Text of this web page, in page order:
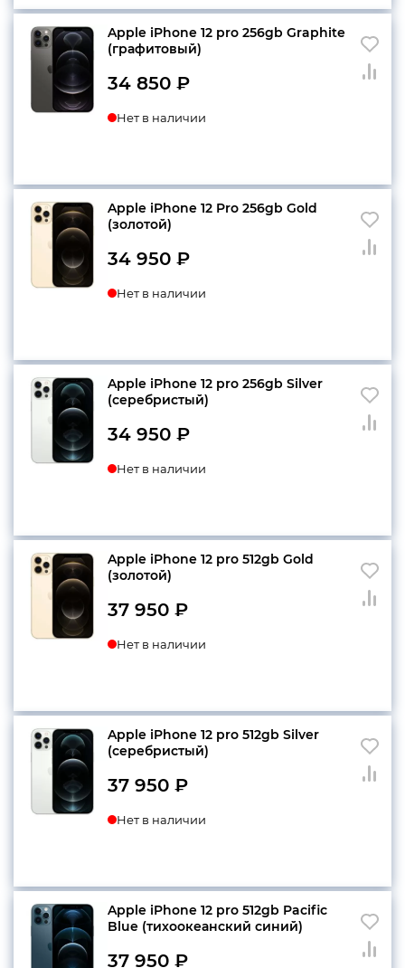
Apple iPhone 12 pro 256gb Graphite
(графитовый)
34 850 ₽
Нет в наличии
Apple iPhone 12 Pro 256gb Gold
(золотой)
34 950 ₽
Нет в наличии
Apple iPhone 12 pro 256gb Silver
(серебристый)
34 950 ₽
Нет в наличии
Apple iPhone 12 pro 512gb Gold
(золотой)
37 950 ₽
Нет в наличии
Apple iPhone 12 pro 512gb Silver
(серебристый)
37 950 ₽
Нет в наличии
Apple iPhone 12 pro 512gb Pacific
Blue (тихоокеанский синий)
37 950 ₽